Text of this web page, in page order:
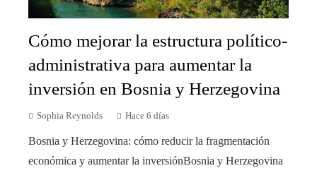
Cómo mejorar la estructura político-
administrativa para aumentar la
inversión en Bosnia y Herzegovina
Sophia Reynolds Hace 6 días
Bosnia y Herzegovina: cómo reducir la fragmentación
económica y aumentar la inversiónBosnia y Herzegovina